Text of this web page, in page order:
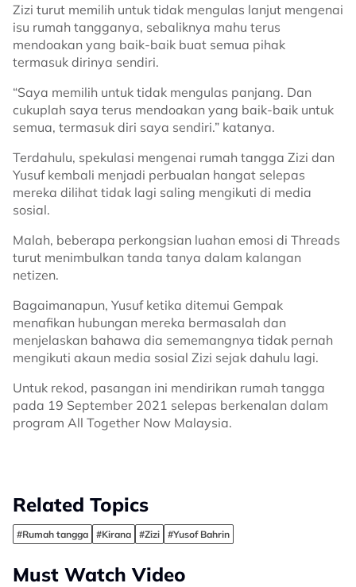
Zizi turut memilih untuk tidak mengulas lanjut mengenai
isu rumah tangganya, sebaliknya mahu terus
mendoakan yang baik-baik buat semua pihak
termasuk dirinya sendiri.
“Saya memilih untuk tidak mengulas panjang. Dan
cukuplah saya terus mendoakan yang baik-baik untuk
semua, termasuk diri saya sendiri.” katanya.
Terdahulu, spekulasi mengenai rumah tangga Zizi dan
Yusuf kembali menjadi perbualan hangat selepas
mereka dilihat tidak lagi saling mengikuti di media
sosial.
Malah, beberapa perkongsian luahan emosi di Threads
turut menimbulkan tanda tanya dalam kalangan
netizen.
Bagaimanapun, Yusuf ketika ditemui Gempak
menafikan hubungan mereka bermasalah dan
menjelaskan bahawa dia sememangnya tidak pernah
mengikuti akaun media sosial Zizi sejak dahulu lagi.
Untuk rekod, pasangan ini mendirikan rumah tangga
pada 19 September 2021 selepas berkenalan dalam
program All Together Now Malaysia.
Related Topics
#Rumah tangga #Kirana #Zizi #Yusof Bahrin
Must Watch Video